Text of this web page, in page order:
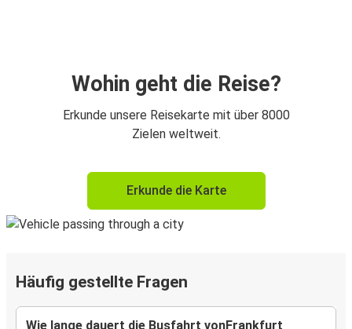
Wohin geht die Reise?
Erkunde unsere Reisekarte mit über 8000
Zielen weltweit.
Erkunde die Karte
Häufig gestellte Fragen
Wie lange dauert die Busfahrt vonFrankfurt